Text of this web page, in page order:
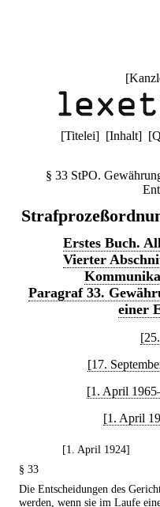
[
[Titelei] [Inhalt] [
§ 33 StPO.
Erstes Buch.
Vierter
Paragraf 33.
einer
[17.
[1. April
[1. April
[1. April 1924]
§ 33
Die Entscheidungen des
werden, wenn sie im Laufe